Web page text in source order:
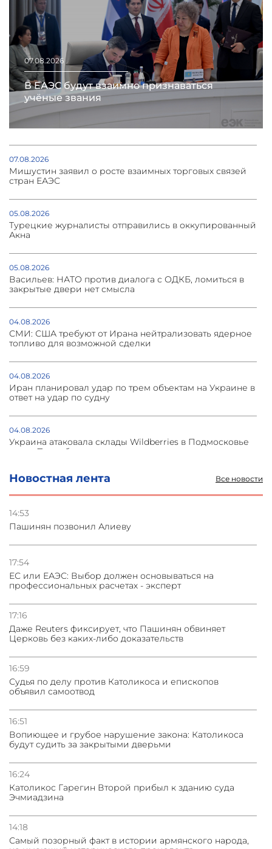
Новостная лента Все новости
14:53
Пашинян позвонил Алиеву
17:54
ЕС или ЕАЭС: Выбор должен основываться на
профессиональных расчетах - эксперт
17:16
Даже Reuters фиксирует, что Пашинян обвиняет
Церковь без каких-либо доказательств
16:59
Судья по делу против Католикоса и епископов
объявил самоотвод
16:51
Вопиющее и грубое нарушение закона: Католикоса
будут судить за закрытыми дверьми
16:24
Католикос Гарегин Второй прибыл к зданию суда
Эчмиадзина
14:18
Самый позорный факт в истории армянского народа,
07.08.2026
В ЕАЭС будут взаимно признаваться
учёные звания
07.08.2026
Мишустин заявил о росте взаимных торговых связей
стран ЕАЭС
05.08.2026
Турецкие журналисты отправились в оккупированный
Акна
05.08.2026
Васильев: НАТО против диалога с ОДКБ, ломиться в
закрытые двери нет смысла
04.08.2026
СМИ: США требуют от Ирана нейтрализовать ядерное
топливо для возможной сделки
04.08.2026
Иран планировал удар по трем объектам на Украине в
ответ на удар по судну
04.08.2026
Украина атаковала склады Wildberries в Подмосковье
и под Петербургом
03.08.2026
Стратегия безопасности ОДКБ допускает применение
Азербайджане
31.07.2026
Сотрудничество и очереди – детали визита главы
погрануправления СНБ Армении в Тбилиси